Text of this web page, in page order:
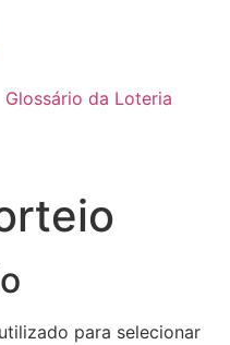
Glossário da Loteria
para selecionar